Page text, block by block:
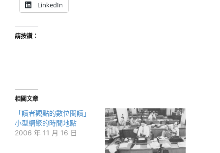
LinkedIn
請按讚：
相關文章
「讀者觀點的數位閱讀」
小型網聚的時間地點
2006 年 11 月 16 日